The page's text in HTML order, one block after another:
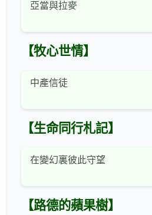
亞當與拉麥
【牧心世情】
中產信徒
【生命同行札記】
在變幻裏彼此守望
【路德的蘋果樹】